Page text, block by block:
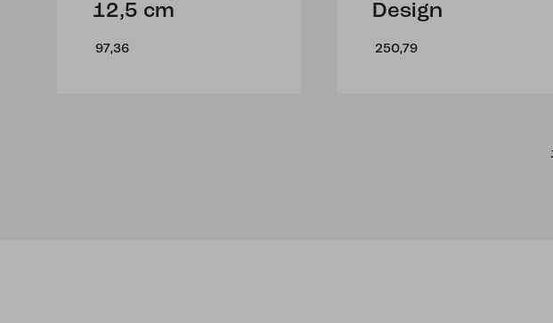
12,5 cm
97,36
Design
250,79